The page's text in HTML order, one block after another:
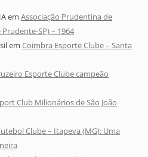
em Associação Prudentina de
SP) – 1964
em Coimbra Esporte Clube – Santa
Esporte Clube campeão
Club Milionários de São João
Clube – Itapeva (MG): Uma